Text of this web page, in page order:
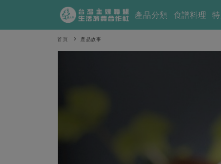
產品分類 食譜料理
首頁 產品故事